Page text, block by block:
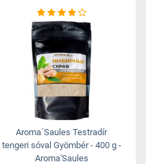
Aroma´Saules Testradír
tengeri sóval Gyömbér - 400 g -
Aroma'Saules